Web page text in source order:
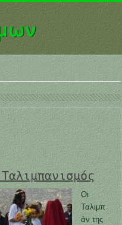
Οι
Ταλιμπ
άν της